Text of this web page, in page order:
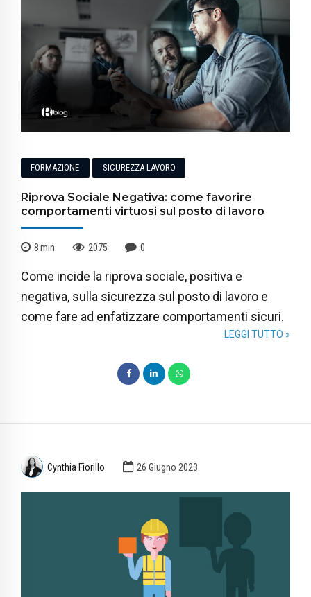
FORMAZIONE SICUREZZA LAVORO
Riprova Sociale Negativa: come favorire
comportamenti virtuosi sul posto di lavoro
8min 2075 0
Come incide la riprova sociale, positiva e
negativa, sulla sicurezza sul posto di lavoro e
come fare ad enfatizzare comportamenti sicuri.
LEGGI TUTTO »
Cynthia Fiorillo 26 Giugno 2023